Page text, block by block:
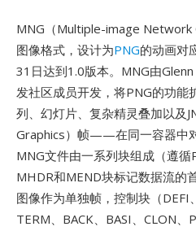
MNG（Multiple-image Network
图像格式，设计为PNG的动画对
31日达到1.0版本。MNG由
发社区成员开发，将PNG的功能
列、幻灯片、复杂精灵叠加以及
Graphics）帧——在同一容器中
MNG文件由一系列块组成（遵循
MHDR和MEND块标记数据流的
图像作为单独帧，控制块（DEFI
TERM、BACK、BASI、CLON、